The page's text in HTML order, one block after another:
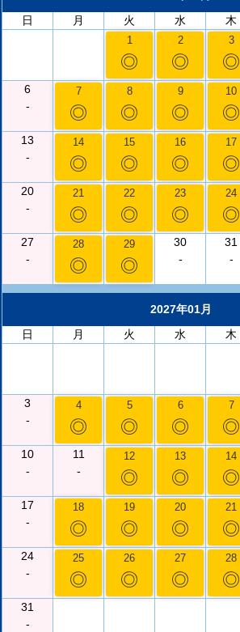
日
月 火 水 木
1
◎
2
◎
3
◎
6
-
7
◎
8
◎
9
◎
10
◎
13
-
14
◎
15
◎
16
◎
17
◎
20
-
21
◎
22
◎
23
◎
24
◎
27
-
28
◎
29
◎
30
-
31
-
2027年01月
日
月 火 水 木
3
-
4
◎
5
◎
6
◎
7
◎
10
-
11
-
12
◎
13
◎
14
◎
17
-
18
◎
19
◎
20
◎
21
◎
24
-
25
◎
26
◎
27
◎
28
◎
31
-